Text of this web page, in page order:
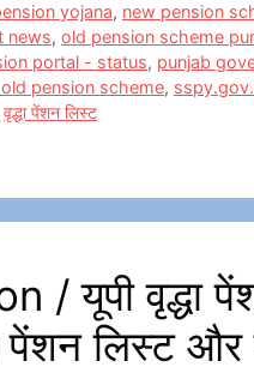
yojana, new pension
news, old pension scheme
portal - status, punjab
pension scheme,
वृद्धा पेंशन लिस्ट
/ यूपी वृद्धा
पेंशन लिस्ट